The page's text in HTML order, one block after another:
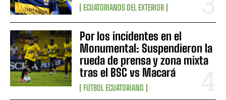
ECUATORIANOS DEL EXTERIOR
Por los incidentes en el
Monumental: Suspendieron la
rueda de prensa y zona mixta
tras el BSC vs Macará
FÚTBOL ECUATORIANO